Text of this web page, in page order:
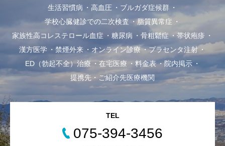
生活習慣病
高血圧
ブルガダ症候群
学校心臓健診での二次検査
脂質異常症
家族性高コレステロール血症
糖尿病 骨粗鬆症
帯状疱疹
漢方医学
禁煙外来 オンライン診療
プラセンタ注射
ED（勃起不全）治療
在宅医療 料金表
院内掲示
提携先・ご紹介先医療機関
TEL
075-394-3456